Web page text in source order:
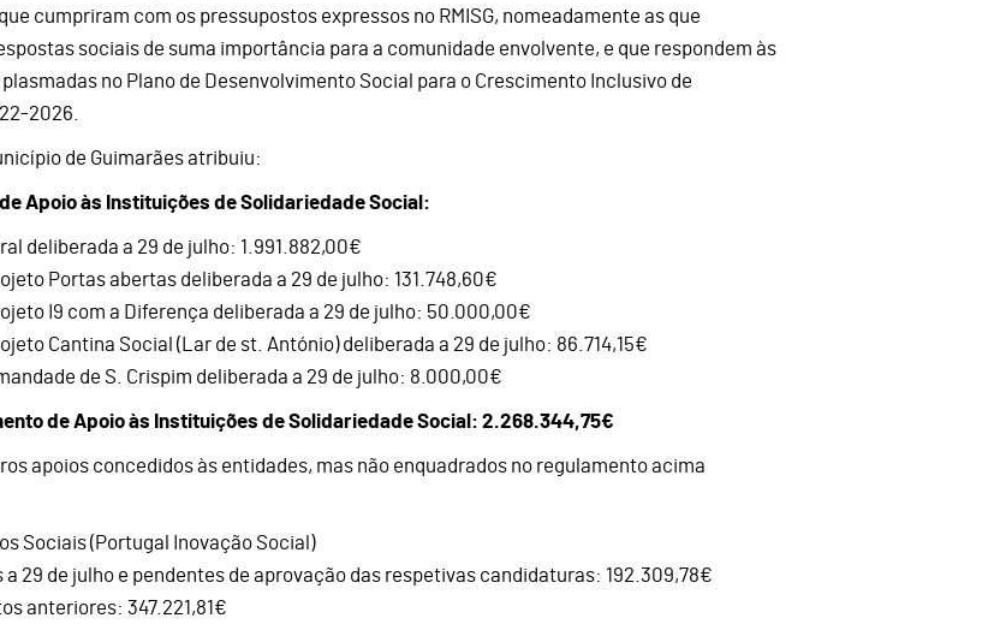
cumpriram com os pressupostos expressos no RMISG, nomeadamente as que
sociais de suma importância para a comunidade envolvente, e que respondem às
no Plano de Desenvolvimento Social para o Crescimento Inclusivo de
2026.
de Guimarães atribuiu:
Apoio às Instituições de Solidariedade Social:
deliberada a 29 de julho: 1.991.882,00€
Portas abertas deliberada a 29 de julho: 131.748,60€
I9 com a Diferença deliberada a 29 de julho: 50.000,00€
Cantina Social (Lar de st. António) deliberada a 29 de julho: 86.714,15€
de S. Crispim deliberada a 29 de julho: 8.000,00€
de Apoio às Instituições de Solidariedade Social: 2.268.344,75€
apoios concedidos às entidades, mas não enquadrados no regulamento acima
Sociais (Portugal Inovação Social)
a 29 de julho e pendentes de aprovação das respetivas candidaturas: 192.309,78€
anteriores: 347.221,81€